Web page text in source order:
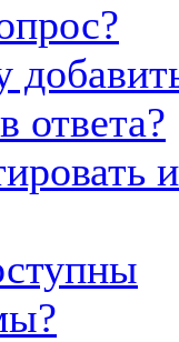
ответа?